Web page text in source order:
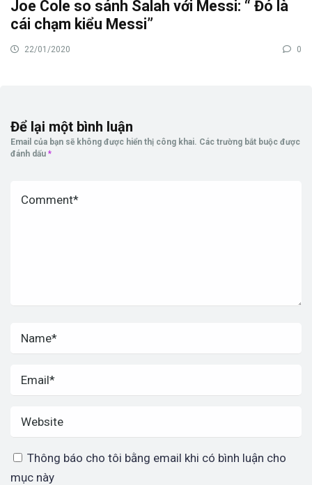
Joe Cole so sánh Salah với Messi: “ Đó là
cái chạm kiểu Messi”
22/01/2020 0
Để lại một bình luận
Email của bạn sẽ không được hiển thị công khai. Các trường bắt buộc được
đánh dấu *
Thông báo cho tôi bằng email khi có bình luận cho
mục này